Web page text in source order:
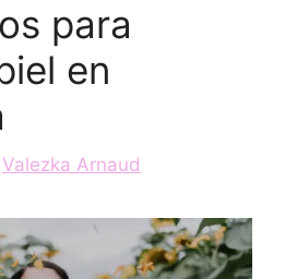
para
en
Valezka Arnaud